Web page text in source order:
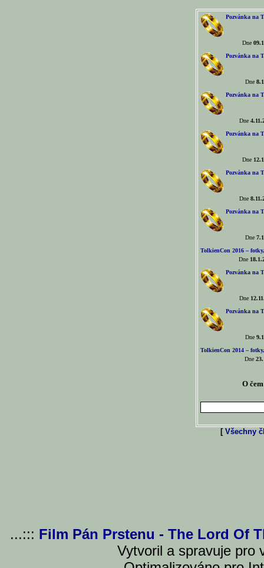
Pozvánka na
Dne
Pozvánka na
Dne
Pozvánka na
Dne
Pozvánka na
Dne
Pozvánka na
Dne
Pozvánka na
Dne
TolkienCon 2016 –
Dne
Pozvánka na
Dne
Pozvánka na
Dne
TolkienCon 2014 –
Dne
O
[ Všechny
...::: Film Pán Prstenu - The Lord Of
Vytvoril a spravuje pro